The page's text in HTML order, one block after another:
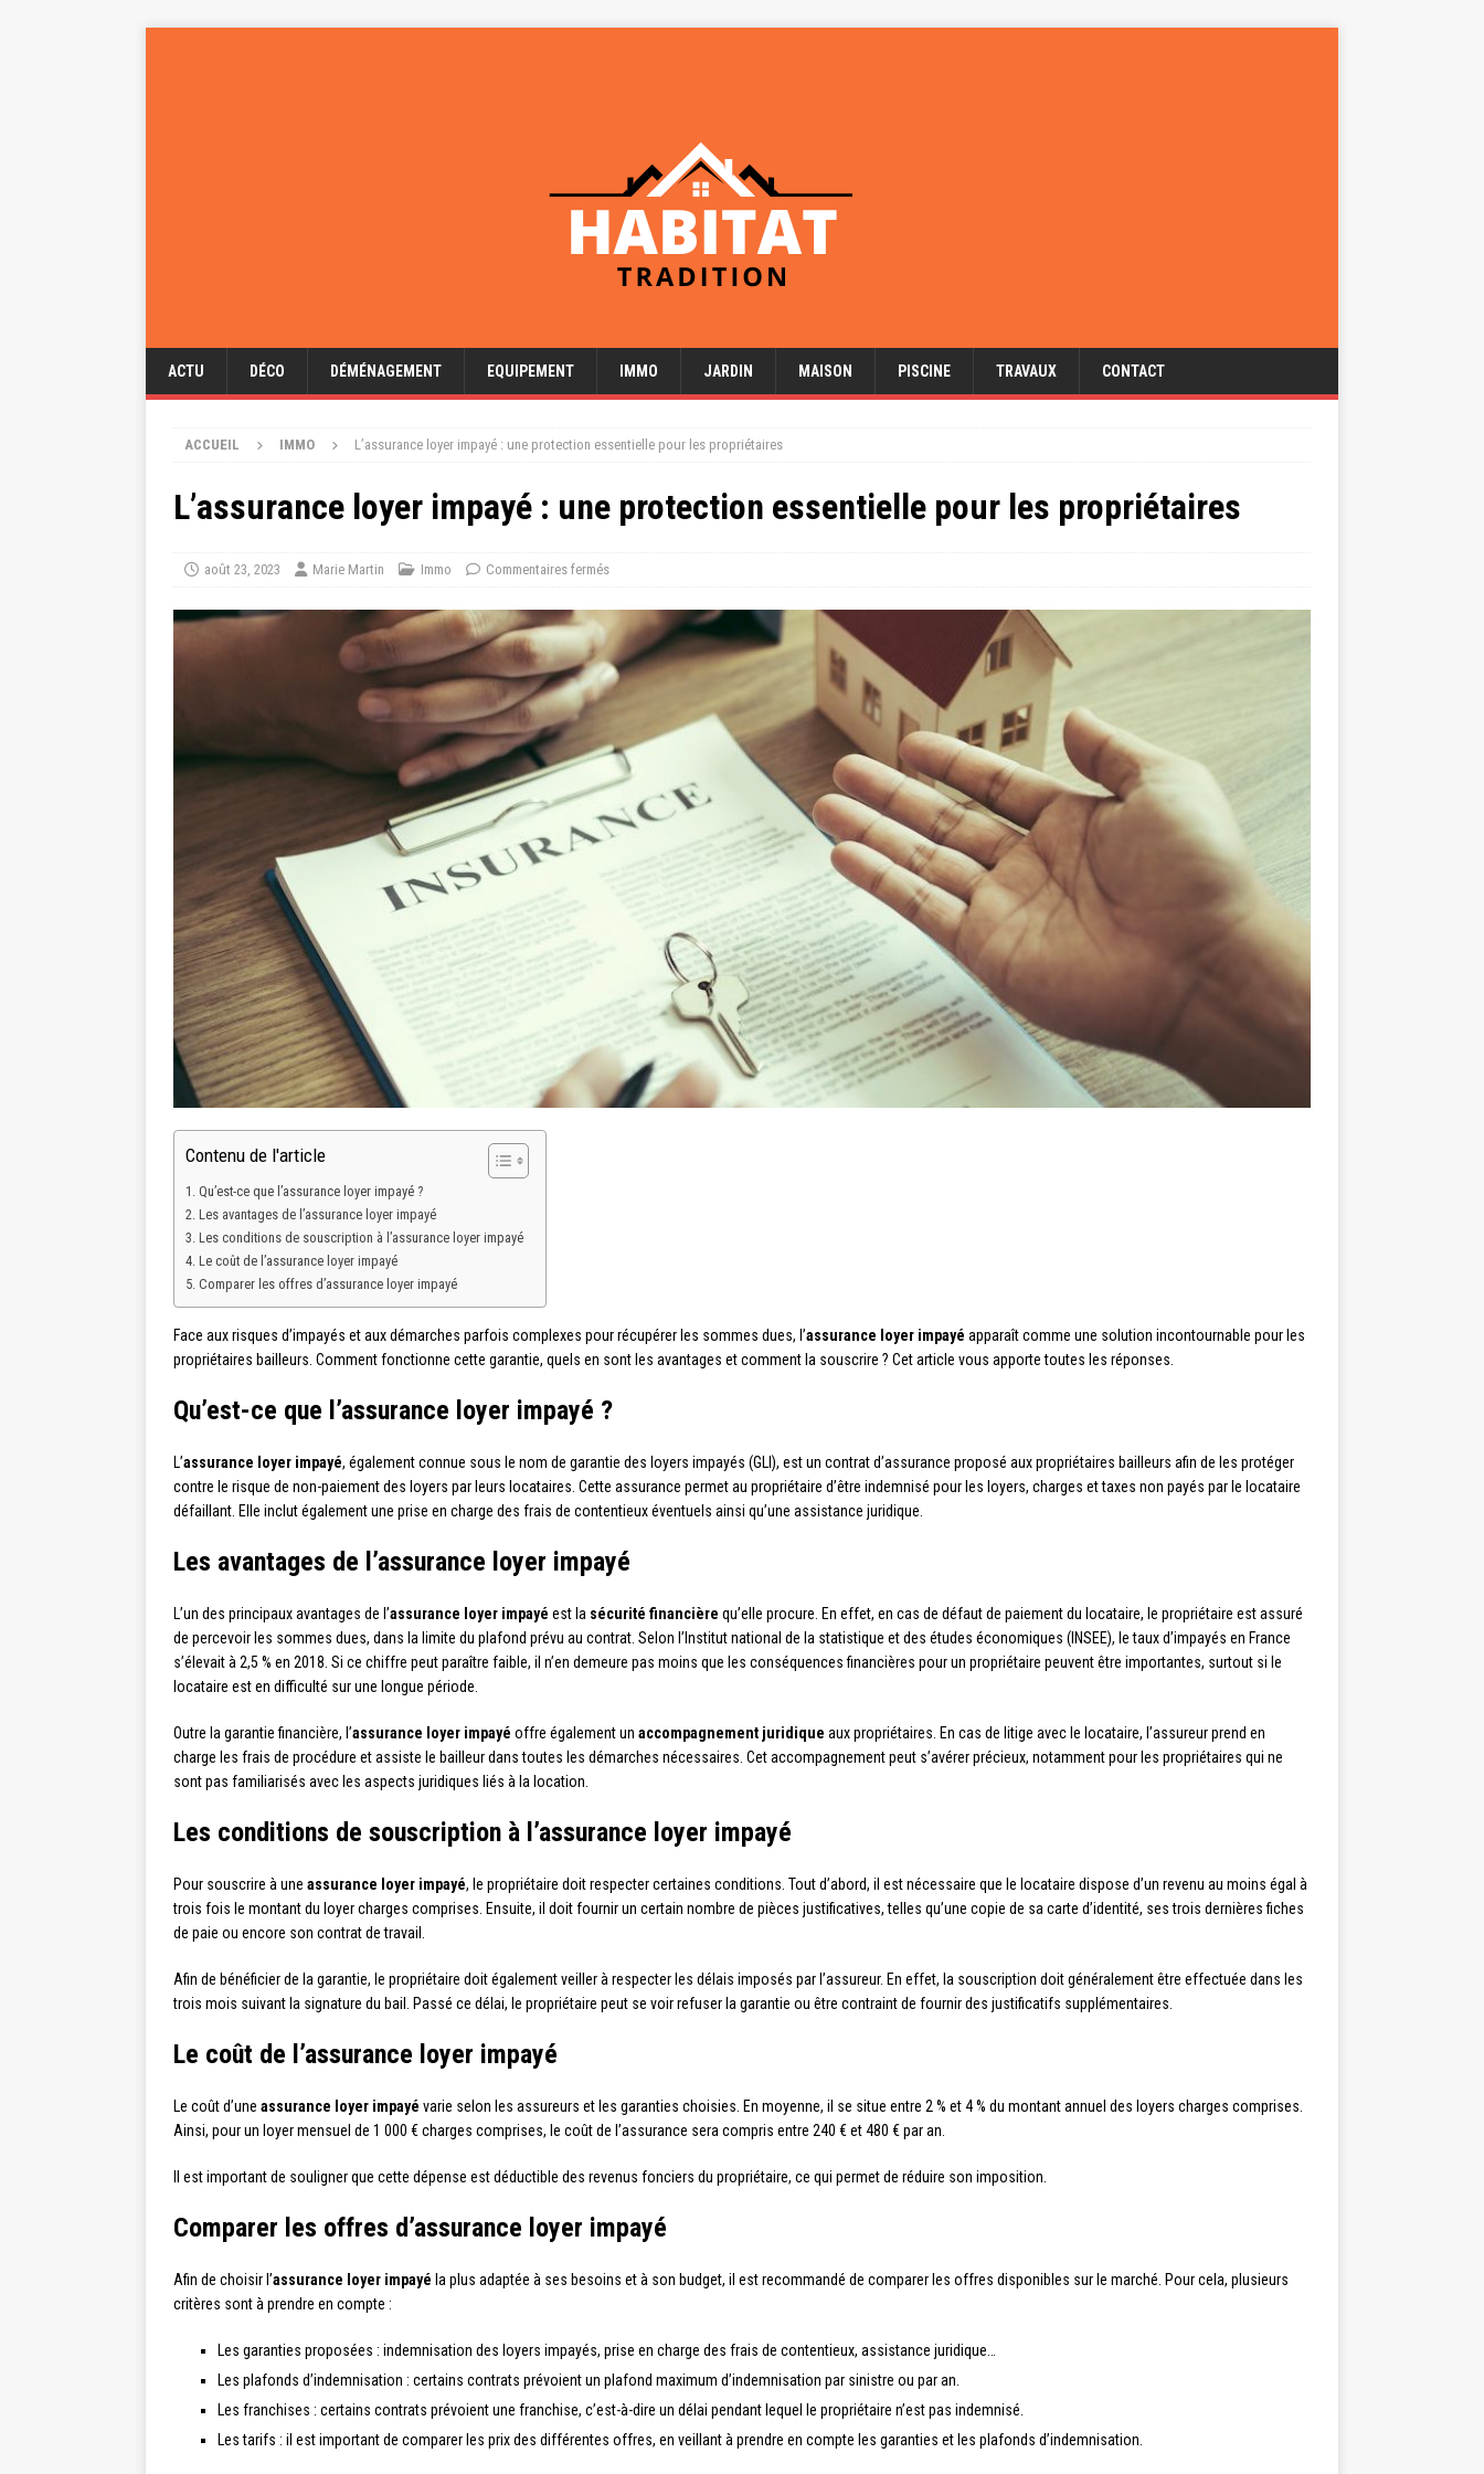
ACTU DÉCO DÉMÉNAGEMENT EQUIPEMENT IMMO JARDIN MAISON PISCINE TRAVAUX CONTACT
ACCUEIL IMMO L’assurance loyer impayé : une protection essentielle pour les propriétaires
L’assurance loyer impayé : une protection essentielle pour les propriétaires
août 23, 2023 Marie Martin Immo Commentaires fermés
Contenu de l'article
Qu’est-ce que l’assurance loyer impayé ?
Les avantages de l’assurance loyer impayé
Les conditions de souscription à l’assurance loyer impayé
Le coût de l’assurance loyer impayé
Comparer les offres d’assurance loyer impayé
Face aux risques d’impayés et aux démarches parfois complexes pour récupérer les sommes dues, l’assurance loyer impayé apparaît comme une solution incontournable pour les
propriétaires bailleurs. Comment fonctionne cette garantie, quels en sont les avantages et comment la souscrire ? Cet article vous apporte toutes les réponses.
Qu’est-ce que l’assurance loyer impayé ?
L’assurance loyer impayé, également connue sous le nom de garantie des loyers impayés (GLI), est un contrat d’assurance proposé aux propriétaires bailleurs afin de les protéger
contre le risque de non-paiement des loyers par leurs locataires. Cette assurance permet au propriétaire d’être indemnisé pour les loyers, charges et taxes non payés par le locataire
défaillant. Elle inclut également une prise en charge des frais de contentieux éventuels ainsi qu’une assistance juridique.
Les avantages de l’assurance loyer impayé
L’un des principaux avantages de l’assurance loyer impayé est la sécurité financière qu’elle procure. En effet, en cas de défaut de paiement du locataire, le propriétaire est assuré
de percevoir les sommes dues, dans la limite du plafond prévu au contrat. Selon l’Institut national de la statistique et des études économiques (INSEE), le taux d’impayés en France
s’élevait à 2,5 % en 2018. Si ce chiffre peut paraître faible, il n’en demeure pas moins que les conséquences financières pour un propriétaire peuvent être importantes, surtout si le
locataire est en difficulté sur une longue période.
Outre la garantie financière, l’assurance loyer impayé offre également un accompagnement juridique aux propriétaires. En cas de litige avec le locataire, l’assureur prend en
charge les frais de procédure et assiste le bailleur dans toutes les démarches nécessaires. Cet accompagnement peut s’avérer précieux, notamment pour les propriétaires qui ne
sont pas familiarisés avec les aspects juridiques liés à la location.
Les conditions de souscription à l’assurance loyer impayé
Pour souscrire à une assurance loyer impayé, le propriétaire doit respecter certaines conditions. Tout d’abord, il est nécessaire que le locataire dispose d’un revenu au moins égal à
trois fois le montant du loyer charges comprises. Ensuite, il doit fournir un certain nombre de pièces justificatives, telles qu’une copie de sa carte d’identité, ses trois dernières fiches
de paie ou encore son contrat de travail.
Afin de bénéficier de la garantie, le propriétaire doit également veiller à respecter les délais imposés par l’assureur. En effet, la souscription doit généralement être effectuée dans les
trois mois suivant la signature du bail. Passé ce délai, le propriétaire peut se voir refuser la garantie ou être contraint de fournir des justificatifs supplémentaires.
Le coût de l’assurance loyer impayé
Le coût d’une assurance loyer impayé varie selon les assureurs et les garanties choisies. En moyenne, il se situe entre 2 % et 4 % du montant annuel des loyers charges comprises.
Ainsi, pour un loyer mensuel de 1 000 € charges comprises, le coût de l’assurance sera compris entre 240 € et 480 € par an.
Il est important de souligner que cette dépense est déductible des revenus fonciers du propriétaire, ce qui permet de réduire son imposition.
Comparer les offres d’assurance loyer impayé
Afin de choisir l’assurance loyer impayé la plus adaptée à ses besoins et à son budget, il est recommandé de comparer les offres disponibles sur le marché. Pour cela, plusieurs
critères sont à prendre en compte :
Les garanties proposées : indemnisation des loyers impayés, prise en charge des frais de contentieux, assistance juridique…
Les plafonds d’indemnisation : certains contrats prévoient un plafond maximum d’indemnisation par sinistre ou par an.
Les franchises : certains contrats prévoient une franchise, c’est-à-dire un délai pendant lequel le propriétaire n’est pas indemnisé.
Les tarifs : il est important de comparer les prix des différentes offres, en veillant à prendre en compte les garanties et les plafonds d’indemnisation.